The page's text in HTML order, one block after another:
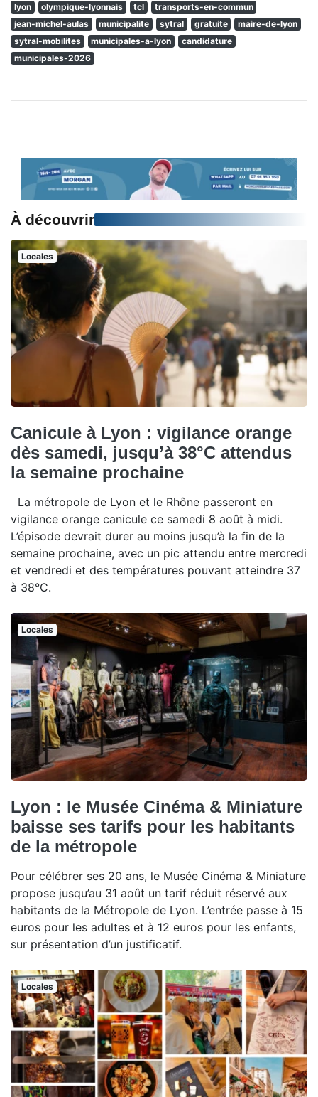
lyon olympique-lyonnais tcl
transports-en-commun
jean-michel-aulas
municipalite sytral gratuite
maire-de-lyon
sytral-mobilites
municipales-a-lyon
candidature
municipales-2026
À découvrir
Locales
Canicule à Lyon : vigilance orange
dès samedi, jusqu’à 38°C attendus
la semaine prochaine
La métropole de Lyon et le Rhône passeront en
vigilance orange canicule ce samedi 8 août à midi.
L’épisode devrait durer au moins jusqu’à la fin de la
semaine prochaine, avec un pic attendu entre mercredi
et vendredi et des températures pouvant atteindre 37
à 38°C.
Locales
Lyon : le Musée Cinéma & Miniature
baisse ses tarifs pour les habitants
de la métropole
Pour célébrer ses 20 ans, le Musée Cinéma & Miniature
propose jusqu’au 31 août un tarif réduit réservé aux
habitants de la Métropole de Lyon. L’entrée passe à 15
euros pour les adultes et à 12 euros pour les enfants,
sur présentation d’un justificatif.
Locales